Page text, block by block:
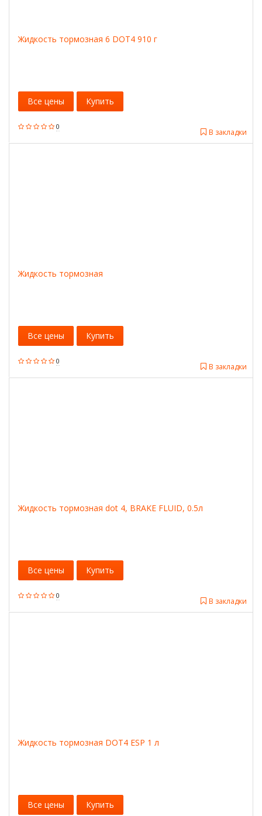
Жидкость тормозная 6 DOT4 910 г
0
В закладки
Все цены Купить
Жидкость тормозная
0
В закладки
Все цены Купить
Жидкость тормозная dot 4, BRAKE FLUID, 0.5л
0
В закладки
Все цены Купить
Жидкость тормозная DOT4 ESP 1 л
Все цены Купить